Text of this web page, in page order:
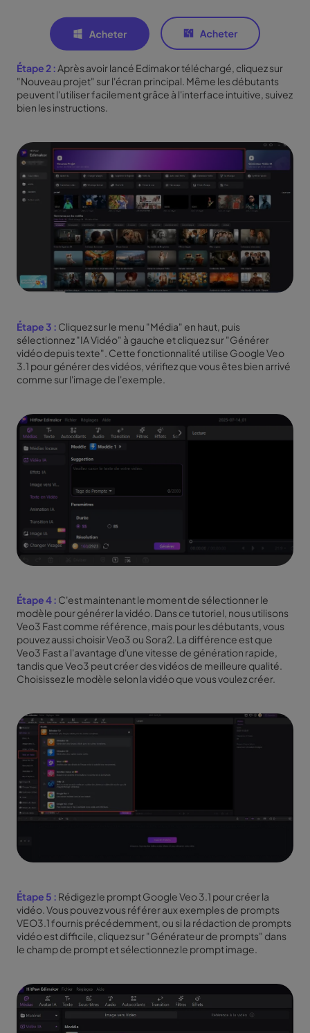
Étape 2 : Après avoir lancé Edimakor téléchargé, cliquez sur
"Nouveau projet" sur l'écran principal. Même les débutants
peuvent l'utiliser facilement grâce à l'interface intuitive, suivez
bien les instructions.
Étape 3 : Cliquez sur le menu "Média" en haut, puis
sélectionnez "IA Vidéo" à gauche et cliquez sur "Générer
vidéo depuis texte". Cette fonctionnalité utilise Google Veo
3.1 pour générer des vidéos, vérifiez que vous êtes bien arrivé
comme sur l'image de l'exemple.
Étape 4 : C'est maintenant le moment de sélectionner le
modèle pour générer la vidéo. Dans ce tutoriel, nous utilisons
Veo3 Fast comme référence, mais pour les débutants, vous
pouvez aussi choisir Veo3 ou Sora2. La différence est que
Veo3 Fast a l'avantage d'une vitesse de génération rapide,
tandis que Veo3 peut créer des vidéos de meilleure qualité.
Choisissez le modèle selon la vidéo que vous voulez créer.
Étape 5 : Rédigez le prompt Google Veo 3.1 pour créer la
vidéo. Vous pouvez vous référer aux exemples de prompts
VEO3.1 fournis précédemment, ou si la rédaction de prompts
vidéo est difficile, cliquez sur "Générateur de prompts" dans
le champ de prompt et sélectionnez le prompt image.